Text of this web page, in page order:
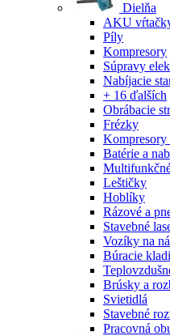
Dielňa
AKU
Píly
Kompresory
Súpravy
Nabíjacie
+ 16 ďalších
Obrábacie
Frézky
Kompresory
Batérie a
Leštičky
Hoblíky
Rázové a
Stavebné
Vozíky na
Búracie
Brúsky a
Svietidlá
Stavebné
Pracovná